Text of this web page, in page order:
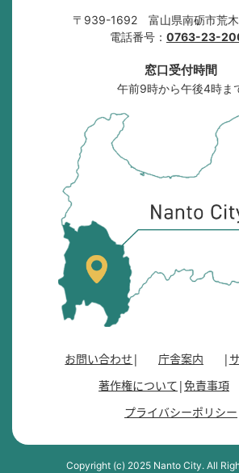
〒939-1692 富山県南砺市荒
電話番号： 0763-23-
窓口受付時間
午前9時から午後4時ま
位
置
を
記
し
た
地
。
富
南
西
お問い合わせ 庁舎案内
著作権について 免責事項
プライバシーポリシー
Copyright (c) 2025 Nanto City. All